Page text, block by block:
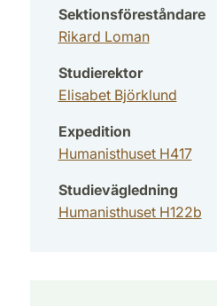
Sektionsföreståndare
Rikard Loman
Studierektor
Elisabet Björklund
Expedition
Humanisthuset H417
Studievägledning
Humanisthuset H122b